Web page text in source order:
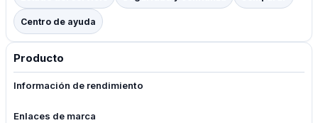
Centro de ayuda
Producto
Información de rendimiento
Enlaces de marca